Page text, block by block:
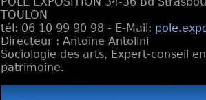
TOULON
tél: 06 10 99 90 98 - E-Mail:
Directeur : Antoine Antolini
Sociologie des arts, Expert-conseil
patrimoine.